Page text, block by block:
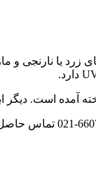
زرد یا نارنجی
آمده است.